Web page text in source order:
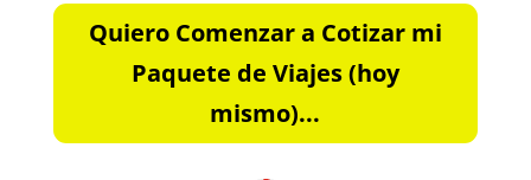
Quiero Comenzar a Cotizar mi
Paquete de Viajes (hoy
mismo)...